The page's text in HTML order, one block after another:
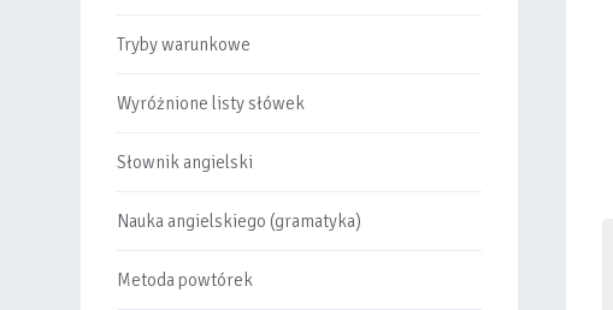
Tryby warunkowe
Wyróżnione listy słówek
Słownik angielski
Nauka angielskiego (gramatyka)
Metoda powtórek